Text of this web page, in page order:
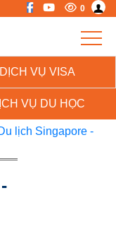
0
DỊCH VỤ VISA
VỤ DU HỌC
lịch Singapore -